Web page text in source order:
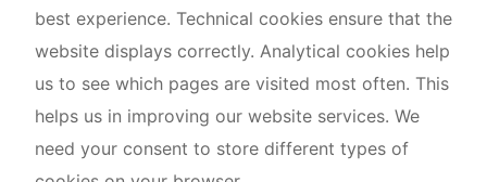
best experience. Technical cookies ensure that the
website displays correctly. Analytical cookies help
us to see which pages are visited most often. This
helps us in improving our website services. We
need your consent to store different types of